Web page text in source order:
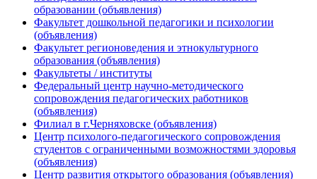
образовании (объявления)
Факультет дошкольной педагогики и психологии
(объявления)
Факультет регионоведения и этнокультурного
образования (объявления)
Факультеты / институты
Федеральный центр научно-методического
сопровождения педагогических работников
(объявления)
Филиал в г.Черняховске (объявления)
Центр психолого-педагогического сопровождения
студентов с ограниченными возможностями здоровья
(объявления)
Центр развития открытого образования (объявления)